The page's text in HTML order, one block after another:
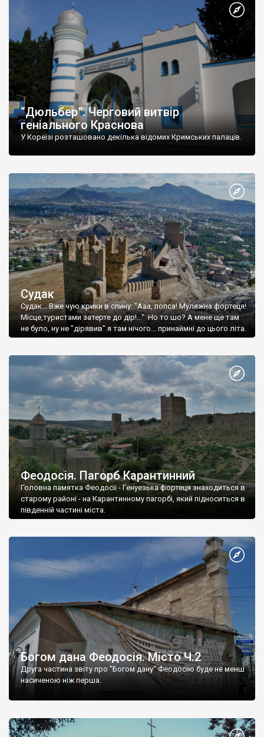
“Дюльбер”. Черговий витвір
геніального Краснова
У Кореїзі розташовано декілька відомих Кримських палаців.
Судак
Судак... Вже чую крики в спину: "Ааа, попса! Муляжна фортеця!
Місце,туристами затерте до дір!..." Но то шо? А мене ще там
не було, ну не "дірявив" я там нічого... принаймні до цього літа.
Феодосія. Пагорб Карантинний
Головна памятка Феодосії - Генуезька фортеця знаходиться в
старому районі - на Карантинному пагорбі, який підноситься в
південній частині міста.
Богом дана Феодосія. Місто Ч.2
Друга частина звіту про "Богом дану" Феодосію буде не менш
насиченою ніж перша.